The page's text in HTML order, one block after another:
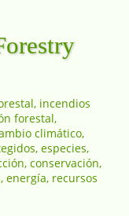
incendios
forestal,
climático,
especies,
conservación,
energía, recursos